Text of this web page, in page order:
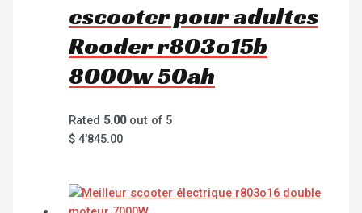
escooter pour adultes
Rooder r803o15b
8000w 50ah
Rated 5.00out of 5
$ 4'845.00